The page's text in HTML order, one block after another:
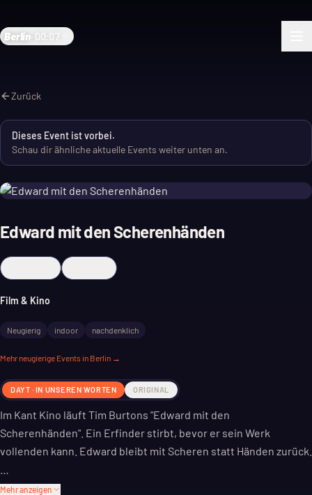
Berlin 00:07
Zurück
Dieses Event ist vorbei.
Schau dir ähnliche aktuelle Events weiter unten an.
Edward mit den Scherenhänden
Film & Kino
Neugierig indoor nachdenklich
Mehr neugierige Events in Berlin →
DAYT · IN UNSEREN WORTEN ORIGINAL
Im Kant Kino läuft Tim Burtons "Edward mit den
Scherenhänden". Ein Erfinder stirbt, bevor er sein Werk
vollenden kann. Edward bleibt mit Scheren statt Händen zurück.
Er lebt allein in einem Schloss. Eine Geschichte über
Mehr anzeigen